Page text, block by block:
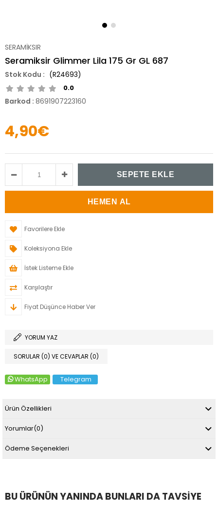
SERAMİKSIR
Seramiksir Glimmer Lila 175 Gr GL 687
(R24693)
0.0
Barkod : 8691907223160
4,90€
Favorilere Ekle
Koleksiyona Ekle
İstek Listeme Ekle
Karşılaştır
Fiyat Düşünce Haber Ver
YORUM YAZ
SORULAR (0) VE CEVAPLAR (0)
WhatsApp Telegram
Ürün Özellikleri
Yorumlar(0)
Ödeme Seçenekleri
BU ÜRÜNÜN YANINDA BUNLARI DA TAVSIYE